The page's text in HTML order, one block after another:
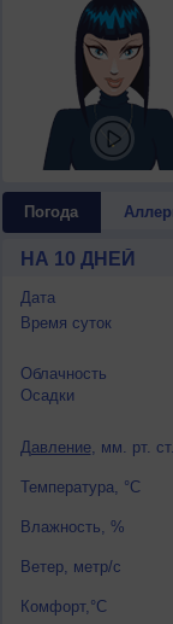
Погода
НА 10 ДНЕЙ
Дата
Время суток
Облачность
Осадки
Давление, мм. рт. ст.
Температура, °C
Влажность, %
Ветер, метр/с
Комфорт,°C